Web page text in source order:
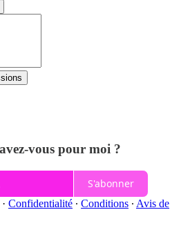
vous pour moi ?
S'abonner
· Confidentialité ∙ Conditions ∙ Avis de